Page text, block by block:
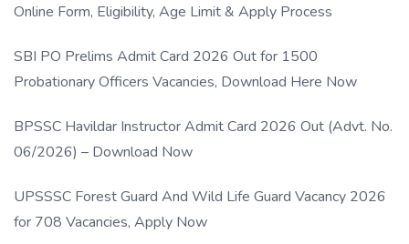
Online Form, Eligibility, Age Limit & Apply Process
SBI PO Prelims Admit Card 2026 Out for 1500
Probationary Officers Vacancies, Download Here Now
BPSSC Havildar Instructor Admit Card 2026 Out (Advt. No.
06/2026) – Download Now
UPSSSC Forest Guard And Wild Life Guard Vacancy 2026
for 708 Vacancies, Apply Now